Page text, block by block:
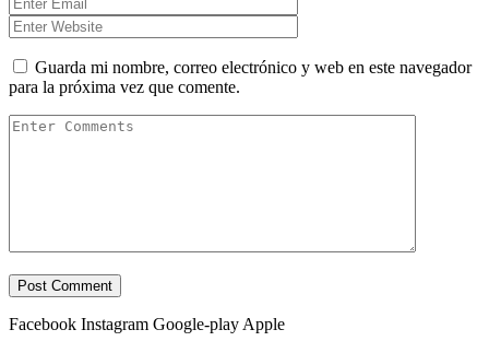
Guarda mi nombre, correo electrónico y web en este navegador
para la próxima vez que comente.
Facebook Instagram Google-play Apple